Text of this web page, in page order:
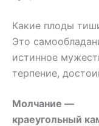
Какие плоды
Это
истинное
терпение,
Молчание —
краеугольный